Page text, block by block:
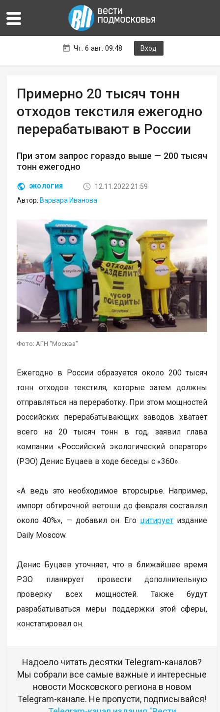
Чт. 6 авг. 09:48 Вход
Примерно 20 тысяч тонн
отходов текстиля ежегодно
перерабатывают в России
При этом запрос гораздо выше — 200 тысяч
тонн ежегодно
ЭКОЛОГИЯ
12.11.2022 21:59
Автор: Варвара Иванова
Фото: АГН "Москва"
Ежегодно в России образуется около 200 тысяч
тонн отходов текстиля, которые затем должны
отправляться на переработку. При этом мощностей
российских перерабатывающих заводов хватает
всего на 20 тысяч тонн в год, заявил глава
компании «Российский экологический оператор»
(РЭО) Денис Буцаев в ходе беседы с «360».
«А ведь это необходимое вторсырье. Например,
импорт обтирочной ветоши до февраля составлял
около 40%», — добавил он. Его цитирует издание
Daily Moscow.
Денис Буцаев уточняет, что в ближайшее время
РЭО планирует провести дополнительную
проверку всех мощностей. Также будут
разрабатываться меры поддержки этой сферы,
констатировал он.
Надоело читать десятки Telegram-каналов?
Мы собрали все самые важные и интересные
новости Московского региона в новом
Telegram-канале. Не пропусти, подписывайся!